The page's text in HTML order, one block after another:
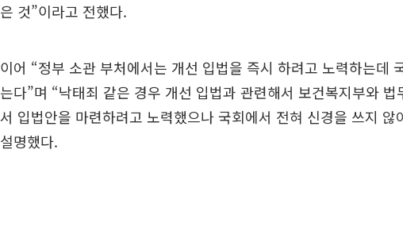
은 것”이라고 전했다.
이어 “정부 소관 부처에서는 개선 입법을 즉시 하려고 노력하는데
는다”며 “낙태죄 같은 경우 개선 입법과 관련해서 보건복지부와 법
서 입법안을 마련하려고 노력했으나 국회에서 전혀 신경을 쓰지 않
설명했다.